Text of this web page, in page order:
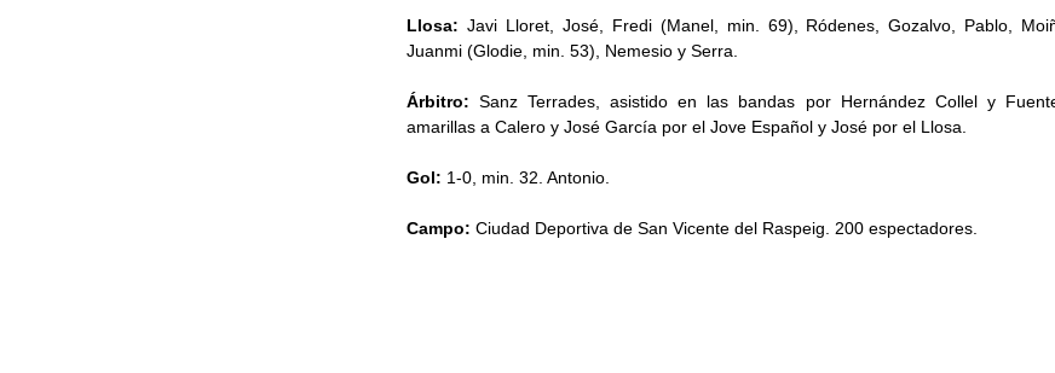
Llosa: Javi Lloret, José, Fredi (Manel, min. 69), Ródenes, Gozalvo, Pablo,
Juanmi (Glodie, min. 53), Nemesio y Serra.
Árbitro:Sanz Terrades, asistido en las bandas por Hernández Collel y
amarillas a Calero y José García por el Jove Español y José por el Llosa.
Gol: 1-0, min. 32. Antonio.
Campo: Ciudad Deportiva de San Vicente del Raspeig. 200 espectadores.